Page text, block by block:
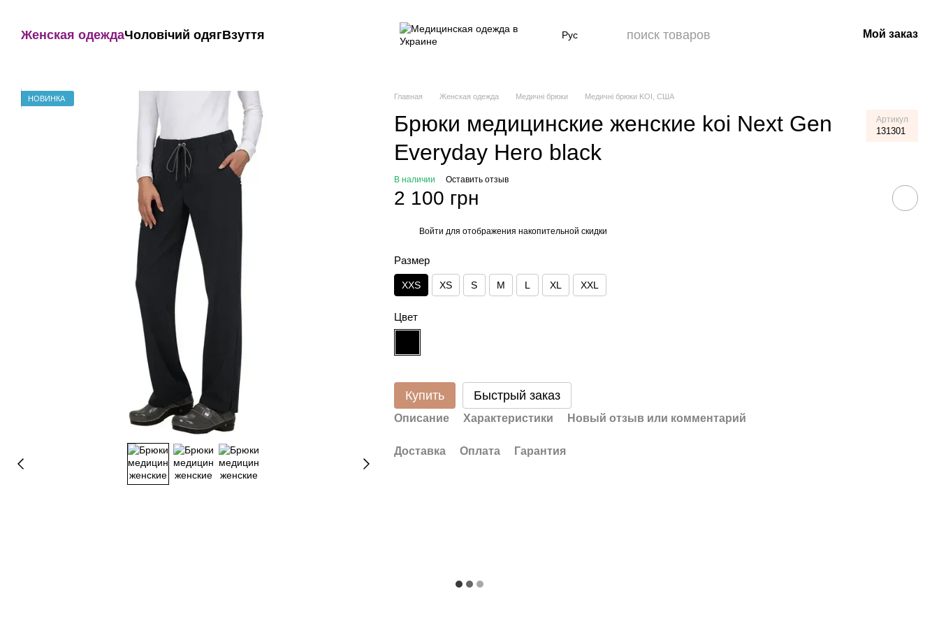
Женская одеждаЧоловічий одягВзуття Рус Мой заказ
НОВИНКА Главная Женская одежда Медичні брюки Медичні брюки KOI, США
Брюки медицинские женские koi Next Gen
Everyday Hero black
Артикул
131301
В наличии Оставить отзыв
2 100 грн
Войти для отображения накопительной скидки
Размер
XXS XS S M L XL XXL
Цвет
Купить Быстрый заказ
Описание Характеристики Новый отзыв или комментарий
Доставка Оплата Гарантия